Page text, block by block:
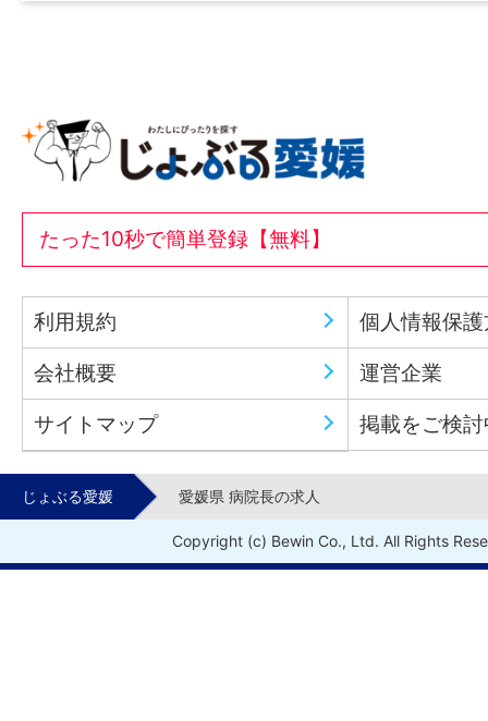
たった10秒で簡単登録【無料】
利用規約 個人情報保
会社概要 運営企業
サイトマップ 掲載をご検
じょぶる愛媛 愛媛県 病院長の求人
Copyright (c) Bewin Co., Ltd. All Rights